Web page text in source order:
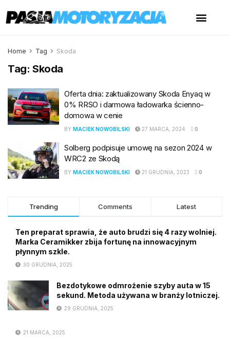
Home Tag Skoda
Tag: Skoda
Oferta dnia: zaktualizowany Skoda Enyaq w
0% RRSO i darmowa ładowarka ścienno-
domowa w cenie
BY MACIEK NOWOBILSKI 27 MARCA, 2024 0
Solberg podpisuje umowę na sezon 2024 w
WRC2 ze Skodą
BY MACIEK NOWOBILSKI 21 GRUDNIA, 2023 0
Trending Comments Latest
Ten preparat sprawia, że auto brudzi się 4 razy wolniej.
Marka Ceramikker zbija fortunę na innowacyjnym
płynnym szkle.
30 GRUDNIA, 2025
Bezdotykowe odmrożenie szyby auta w 15
sekund. Metoda używana w branży lotniczej.
29 GRUDNIA, 2025
21 MARCA, 2025